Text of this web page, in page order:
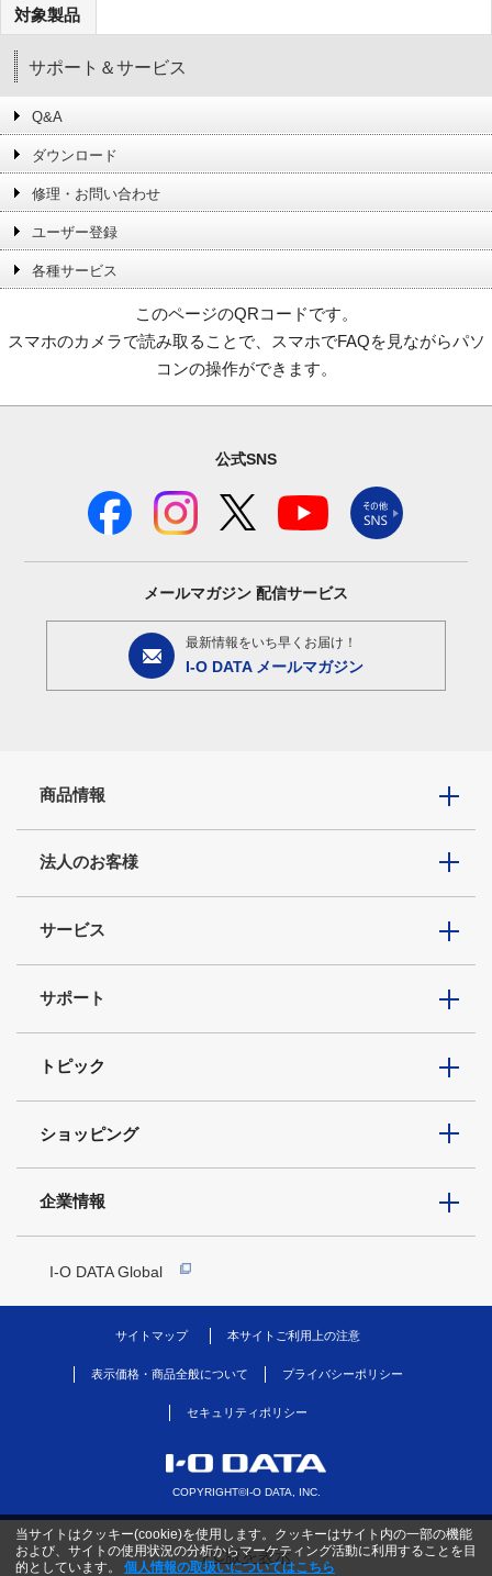
対象製品
サポート＆サービス
Q&A
ダウンロード
修理・お問い合わせ
ユーザー登録
各種サービス
このページのQRコードです。
スマホのカメラで読み取ることで、スマホでFAQを見ながらパソ
コンの操作ができます。
公式SNS
メールマガジン 配信サービス
最新情報をいち早くお届け！
I-O DATA メールマガジン
商品情報
法人のお客様
サービス
サポート
トピック
ショッピング
企業情報
I-O DATA Global
サイトマップ 本サイトご利用上の注意
表示価格・商品全般について プライバシーポリシー
セキュリティポリシー
COPYRIGHT©I-O DATA, INC.
当サイトはクッキー(cookie)を使用します。クッキーはサイト内の一部の機能
および、サイトの使用状況の分析からマーケティング活動に利用することを目
的としています。
個人情報の取扱いについてはこちら
PC版を表示